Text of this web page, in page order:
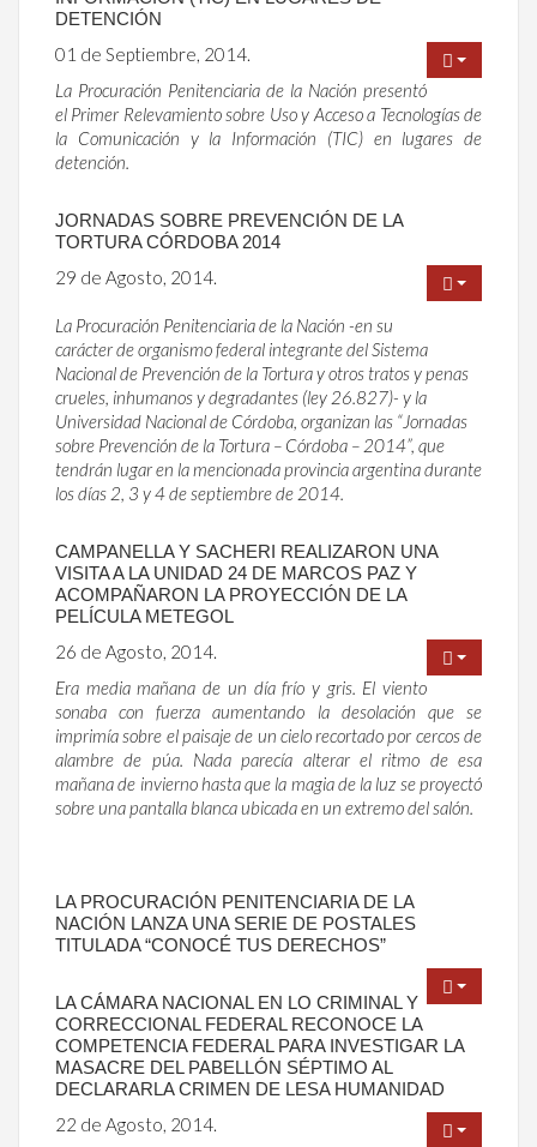
DETENCIÓN
01 de Septiembre, 2014.
La Procuración Penitenciaria de la Nación presentó
el Primer Relevamiento sobre Uso y Acceso a Tecnologías de
la Comunicación y la Información (TIC) en lugares de
detención.
JORNADAS SOBRE PREVENCIÓN DE LA
TORTURA CÓRDOBA 2014
29 de Agosto, 2014.
La Procuración Penitenciaria de la Nación -en su
carácter de organismo federal integrante del Sistema
Nacional de Prevención de la Tortura y otros tratos y penas
crueles, inhumanos y degradantes (ley 26.827)- y la
Universidad Nacional de Córdoba, organizan las “Jornadas
sobre Prevención de la Tortura – Córdoba – 2014”, que
tendrán lugar en la mencionada provincia argentina durante
los días 2, 3 y 4 de septiembre de 2014.
CAMPANELLA Y SACHERI REALIZARON UNA
VISITA A LA UNIDAD 24 DE MARCOS PAZ Y
ACOMPAÑARON LA PROYECCIÓN DE LA
PELÍCULA METEGOL
26 de Agosto, 2014.
Era media mañana de un día frío y gris. El viento
sonaba con fuerza aumentando la desolación que se
imprimía sobre el paisaje de un cielo recortado por cercos de
alambre de púa. Nada parecía alterar el ritmo de esa
mañana de invierno hasta que la magia de la luz se proyectó
sobre una pantalla blanca ubicada en un extremo del salón.
LA PROCURACIÓN PENITENCIARIA DE LA
NACIÓN LANZA UNA SERIE DE POSTALES
TITULADA “CONOCÉ TUS DERECHOS”
LA CÁMARA NACIONAL EN LO CRIMINAL Y
CORRECCIONAL FEDERAL RECONOCE LA
COMPETENCIA FEDERAL PARA INVESTIGAR LA
MASACRE DEL PABELLÓN SÉPTIMO AL
DECLARARLA CRIMEN DE LESA HUMANIDAD
22 de Agosto, 2014.